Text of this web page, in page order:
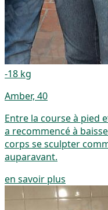
-18 kg
Amber, 40
Entre la course à pied
a recommencé à
corps se sculpter
auparavant.
en savoir plus